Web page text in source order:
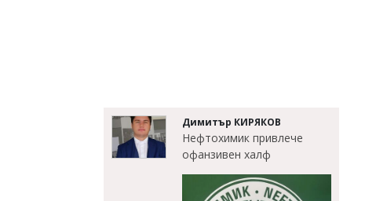
Димитър КИРЯКОВ
Нефтохимик привлече
офанзивен халф